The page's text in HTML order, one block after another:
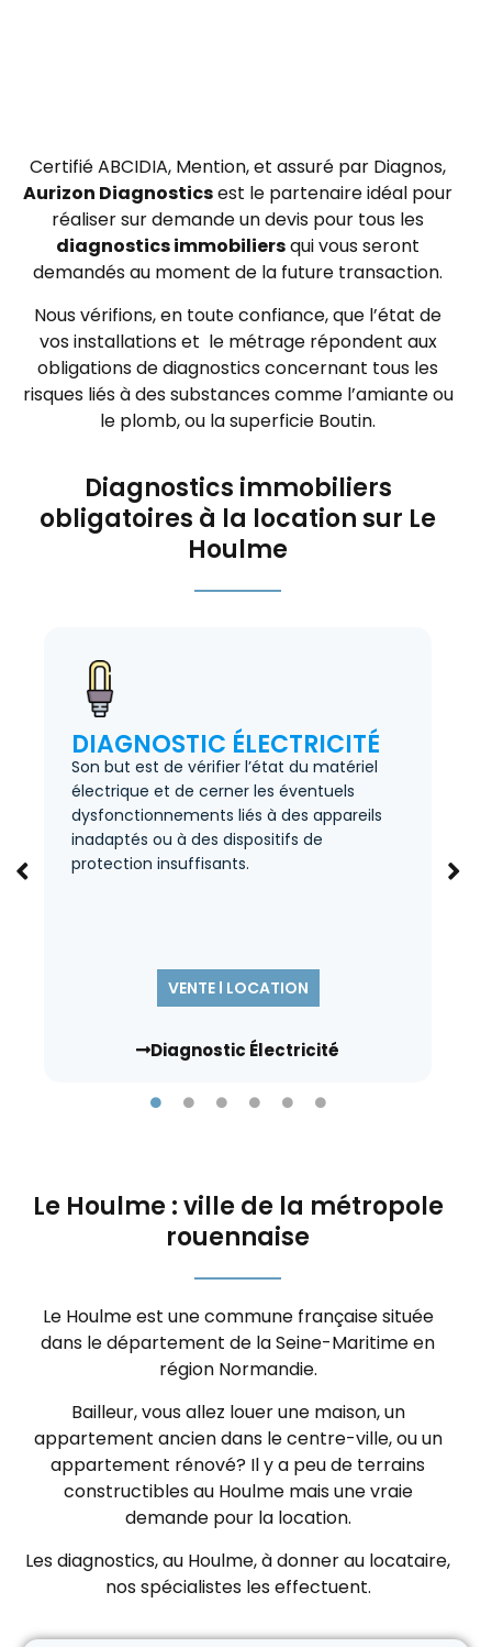
Certifié ABCIDIA, Mention, et assuré par Diagnos,
Aurizon Diagnosticsest le partenaire idéal pour
réaliser sur demande un devis pour tous les
diagnostics immobiliersqui vous seront
demandés au moment de la future transaction.
Nous vérifions, en toute confiance, que l’état de
vos installations et le métrage répondent aux
obligations de diagnostics concernant tous les
risques liés à des substances comme l’amiante ou
le plomb, ou la superficie Boutin.
Diagnostics immobiliers
obligatoires à la location sur Le
Houlme
DIAGNOSTIC ÉLECTRICITÉ
Son but est de vérifier l’état du matériel
électrique et de cerner les éventuels
dysfonctionnements liés à des appareils
inadaptés ou à des dispositifs de
protection insuffisants.
VENTE l LOCATION
Diagnostic Électricité
Le Houlme : ville de la métropole
rouennaise
Le Houlme est une commune française située
dans le département de la Seine-Maritime en
région Normandie.
Bailleur, vous allez louer une maison, un
appartement ancien dans le centre-ville, ou un
appartement rénové? Il y a peu de terrains
constructibles au Houlme mais une vraie
demande pour la location.
Les diagnostics, au Houlme, à donner au locataire,
nos spécialistes les effectuent.